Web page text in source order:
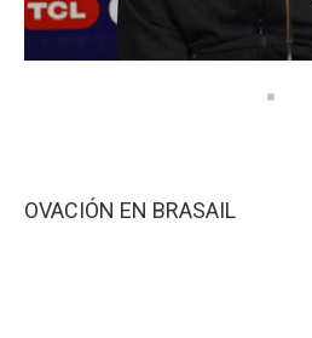
OVACIÓN EN BRASAIL